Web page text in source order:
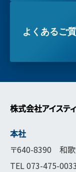
よくあるご
株式会社アイステ
本社
〒640-8390 和
TEL073-475-0033